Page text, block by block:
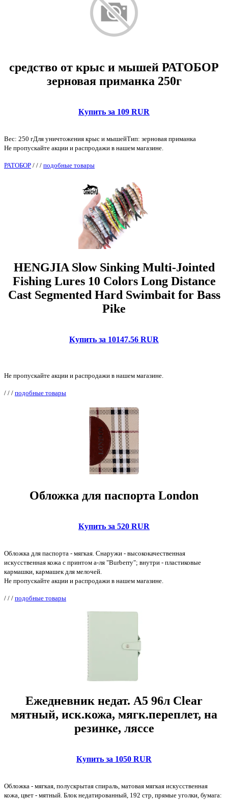
средство от крыс и мышей РАТОБОР
зерновая приманка 250г
Купить за 109 RUR
Вес: 250 гДля уничтожения крыс и мышейТип: зерновая приманка
Не пропускайте акции и распродажи в нашем магазине.
РАТОБОР / / / подобные товары
HENGJIA Slow Sinking Multi-Jointed
Fishing Lures 10 Colors Long Distance
Cast Segmented Hard Swimbait for Bass
Pike
Купить за 10147.56 RUR
Не пропускайте акции и распродажи в нашем магазине.
/ / / подобные товары
Обложка для паспорта London
Купить за 520 RUR
Обложка для паспорта - мягкая. Снаружи - высококачественная
искусственная кожа с принтом а-ля "Burberry"; внутри - пластиковые
кармашки, кармашек для мелочей.
Не пропускайте акции и распродажи в нашем магазине.
/ / / подобные товары
Ежедневник недат. А5 96л Clear
мятный, иск.кожа, мягк.переплет, на
резинке, ляссе
Купить за 1050 RUR
Обложка - мягкая, полускрытая спираль, матовая мягкая искусственная
кожа, цвет - мятный. Блок недатированный, 192 стр, прямые уголки, бумага: